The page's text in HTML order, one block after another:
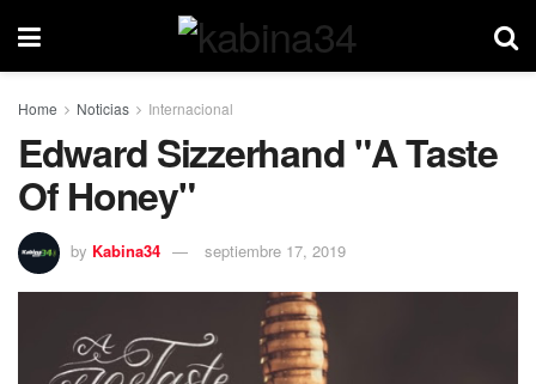
Home Noticias Internacional
Edward Sizzerhand "A Taste
Of Honey"
by Kabina34 septiembre 17, 2019